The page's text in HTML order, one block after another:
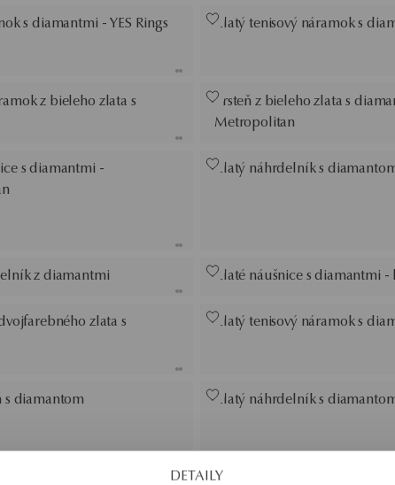
DETAILY
s diamantmi - YES Rings Zlatý tenisový náramok s
z bieleho zlata s
Prsteň z bieleho zlata s
Metropolitan
s diamantmi -
Zlatý náhrdelník s
z diamantmi Zlaté náušnice s diamantmi -
zlata s
Zlatý tenisový náramok s
s diamantom Zlatý náhrdelník s